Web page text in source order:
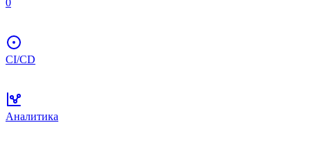
0
CI/CD
Аналитика